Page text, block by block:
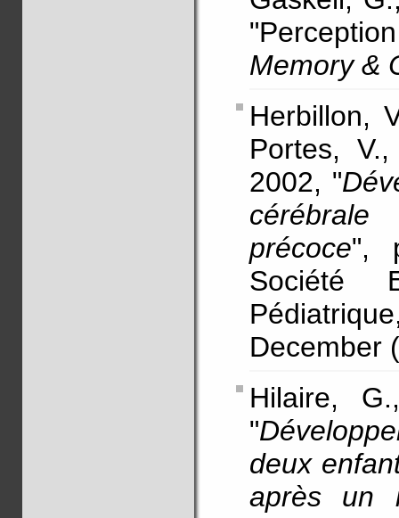
Memory &
Herbillon,
Portes,
2002, "
précoce",
Société
December
Hilaire,
"
deux
après un